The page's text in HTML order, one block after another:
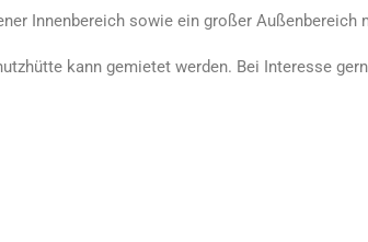
Innenbereich sowie ein großer Außenbereich
kann gemietet werden. Bei Interesse